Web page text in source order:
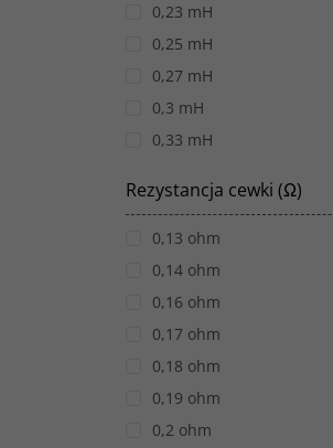
0,23 mH
0,25 mH
0,27 mH
0,3 mH
0,33 mH
0,39 mH
0,4 mH
0,44 mH
0,47 mH
0,5 mH
0,56 mH
0,6 mH
0,64 mH
Rezystancja cewki (Ω)
0,13 ohm
0,14 ohm
0,16 ohm
0,17 ohm
0,18 ohm
0,19 ohm
0,2 ohm